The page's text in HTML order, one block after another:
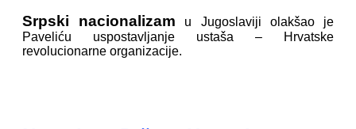
Srpski nacionalizam u Jugoslaviji olakšao je
Paveliću uspostavljanje ustaša – Hrvatske
revolucionarne organizacije.